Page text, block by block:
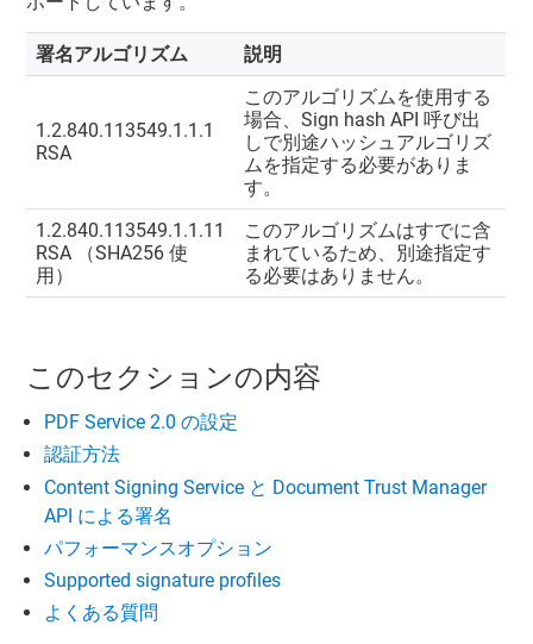
署名アルゴリズム 説明
1.2.840.113549.1.1.1
RSA
このアルゴリズムを使用する
場合、Sign hash API 呼び出
しで別途ハッシュアルゴリズ
ムを指定する必要がありま
す。
1.2.840.113549.1.1.11
RSA （SHA256 使
用）
このアルゴリズムはすでに含
まれているため、別途指定す
る必要はありません。
このセクションの内容
PDF Service 2.0 の設定
認証方法
Content Signing Service と Document Trust Manager
API による署名
パフォーマンスオプション
Supported signature profiles
よくある質問